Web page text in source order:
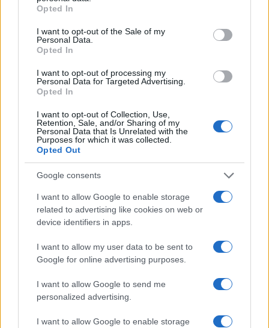
grant or deny consent to Google and its third-party tags to
use your data for below specified purposes in below Google
consent section.
Opted In
I want to opt-out of the Sale of my
Personal Data.
Opted In
I want to opt-out of processing my
Personal Data for Targeted Advertising.
Opted In
I want to opt-out of Collection, Use,
Retention, Sale, and/or Sharing of my
Personal Data that Is Unrelated with the
Purposes for which it was collected.
Opted Out
Google consents
I want to allow Google to enable storage
related to advertising like cookies on web or
device identifiers in apps.
I want to allow my user data to be sent to
Google for online advertising purposes.
I want to allow Google to send me
personalized advertising.
I want to allow Google to enable storage
Continua a leggere
Prestito obbligazionario Borgosesia 2026-2029: tasso fisso al
6,50% e cedole trimestrali
Francesca Spadaro · 7 Ago 2026
FINANZIAMENTI